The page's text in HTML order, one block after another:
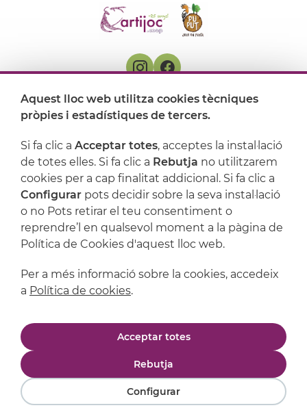
On ens trobem
Suport
Política de privacitat
Powered byComertis
Aquest lloc web utilitza cookies tècniques
pròpies i estadístiques de tercers.
Si fa clic a Acceptar totes, acceptes la instal·lació
de totes elles. Si fa clic a Rebutja no utilitzarem
cookies per a cap finalitat addicional. Si fa clic a
Configurar pots decidir sobre la seva instal·lació
o no Pots retirar el teu consentiment o
reprendre’l en qualsevol moment a la pàgina de
Política de Cookies d'aquest lloc web.
Per a més informació sobre la cookies, accedeix
a Política de cookies.
Acceptar totes
Rebutja
Configurar